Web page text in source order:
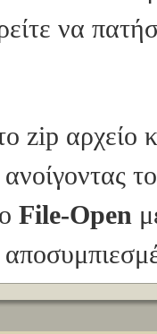
να
zip αρχείο
ανοίγοντας
File-Open